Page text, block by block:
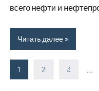
всего нефти и
Читать далее
Пагинация
1 2 3